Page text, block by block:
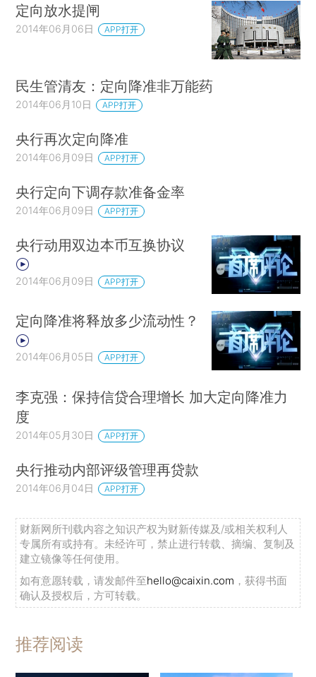
定向放水提闸
2014年06月06日 APP打开
民生管清友：定向降准非万能药
2014年06月10日 APP打开
央行再次定向降准
2014年06月09日 APP打开
央行定向下调存款准备金率
2014年06月09日 APP打开
央行动用双边本币互换协议
2014年06月09日 APP打开
定向降准将释放多少流动性？
2014年06月05日 APP打开
李克强：保持信贷合理增长 加大定向降准力
度
2014年05月30日 APP打开
央行推动内部评级管理再贷款
2014年06月04日 APP打开
财新网所刊载内容之知识产权为财新传媒及/或相关权利人
专属所有或持有。未经许可，禁止进行转载、摘编、复制及
建立镜像等任何使用。
如有意愿转载，请发邮件至hello@caixin.com ，获得书面
确认及授权后，方可转载。
推荐阅读